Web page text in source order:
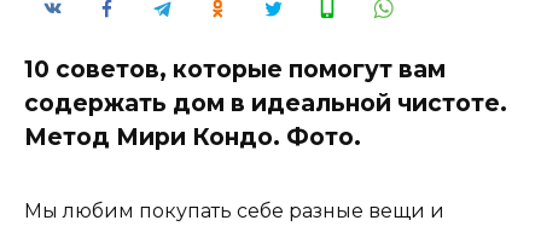
10 советов, которые помогут вам
содержать дом в идеальной чистоте.
Метод Мири Кондо. Фото.
Мы любим покупать себе разные вещи и